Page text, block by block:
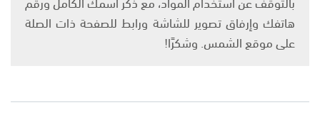
هاتفك وإرفاق تصوير للشاشة ورابط للصفحة ذات الصلة
على موقع الشمس. وشكرًا!